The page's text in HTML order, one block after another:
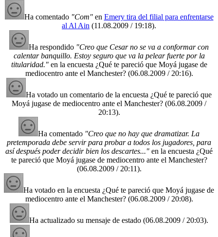
Ha comentado "Com"en Emery tira del filial para enfrentarse
al Al Ain (11.08.2009 / 19:18).
Ha respondido "Creo que Cesar no se va a conformar con
calentar banquillo. Estoy seguro que va la pelear fuerte por la
titularidad."en la encuesta ¿Qué te pareció que Moyá jugase de
mediocentro ante el Manchester? (06.08.2009 / 20:16).
Ha votado un comentario de la encuesta ¿Qué te pareció que
Moyá jugase de mediocentro ante el Manchester? (06.08.2009 /
20:13).
Ha comentado "Creo que no hay que dramatizar. La
pretemporada debe servir para probar a todos los jugadores, para
así después poder decidir bien los descartes..." en la encuesta ¿Qué
te pareció que Moyá jugase de mediocentro ante el Manchester?
(06.08.2009 / 20:11).
Ha votado en la encuesta ¿Qué te pareció que Moyá jugase de
mediocentro ante el Manchester? (06.08.2009 / 20:08).
Ha actualizado su mensaje de estado (06.08.2009 / 20:03).